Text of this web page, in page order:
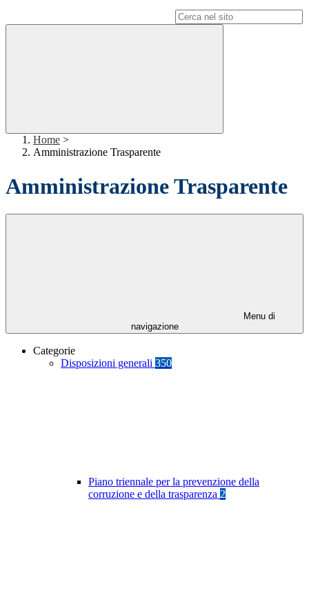
Home >
Amministrazione Trasparente
Amministrazione Trasparente
Menu di
navigazione
Categorie
Disposizioni generali 350
Piano triennale per la prevenzione della
corruzione e della trasparenza 2